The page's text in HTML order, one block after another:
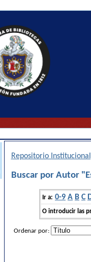
Repositorio
Buscar por Autor
Ir a: 0-9 A B C
O introducir las
Ordenar por: